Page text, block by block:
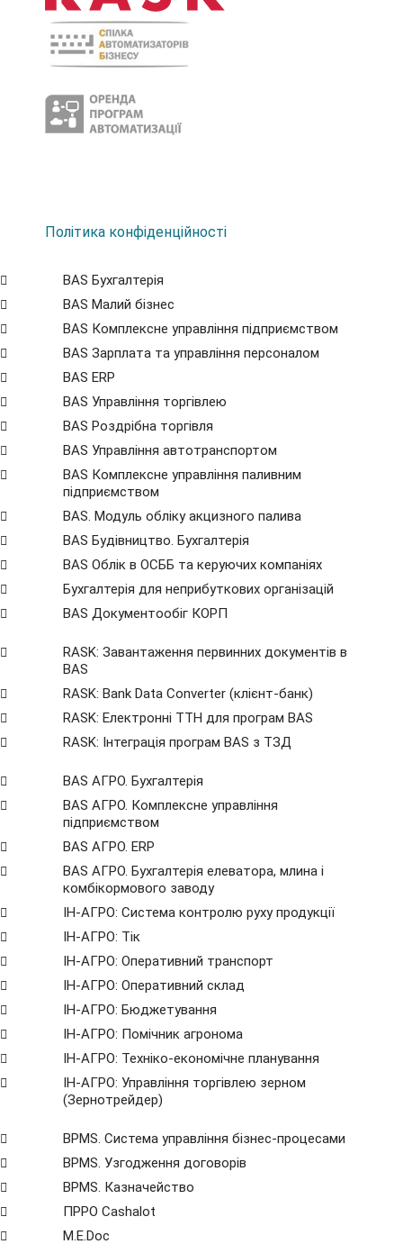
Політика конфіденційності
BAS Бухгалтерія
BAS Малий бізнес
BAS Комплексне управління підприємством
BAS Зарплата та управління персоналом
BAS ERP
BAS Управління торгівлею
BAS Роздрібна торгівля
BAS Управління автотранспортом
BAS Комплексне управління паливним
підприємством
BAS. Модуль обліку акцизного палива
BAS Будівництво. Бухгалтерія
BAS Облік в ОСББ та керуючих компаніях
Бухгалтерія для неприбуткових організацій
BAS Документообіг КОРП
RASK: Завантаження первинних документів в
BAS
RASK: Bank Data Сonverter (клієнт-банк)
RASK: Електронні ТТН для програм BAS
RASK: Інтеграція програм BAS з ТЗД
BAS АГРО. Бухгалтерія
BAS АГРО. Комплексне управління
підприємством
BAS АГРО. ERP
BAS АГРО. Бухгалтерія елеватора, млина і
комбікормового заводу
ІН-АГРО: Система контролю руху продукції
ІН-АГРО: Тік
ІН-АГРО: Оперативний транспорт
ІН-АГРО: Оперативний склад
ІН-АГРО: Бюджетування
ІН-АГРО: Помічник агронома
ІН-АГРО: Техніко-економічне планування
ІН-АГРО: Управління торгівлею зерном
(Зернотрейдер)
BPMS. Система управління бізнес-процесами
BPМS. Узгодження договорів
BPМS. Казначейство
ПРРО Cashalot
M.E.Doc